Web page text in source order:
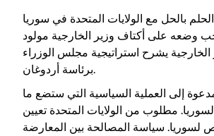
بالحل مع الولايات المتحدة في سوريا
وضعه على أكتاف وزير الخارجية مولود
يشرح استراتيجية مجلس الوزراء
برئاسة أردوغان.
مدعوة إلى العملية السياسية التي ستضع ما
مطلوب من الولايات المتحدة تعيين
لسوريا. سياسة المصالحة بين المعارضة